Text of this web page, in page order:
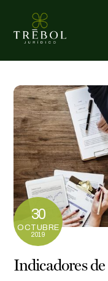
content
30
OCTUBRE
2019
Indicadores